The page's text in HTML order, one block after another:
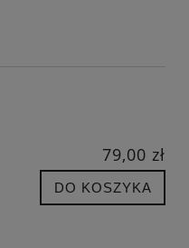
79,00 zł
DO KOSZYKA